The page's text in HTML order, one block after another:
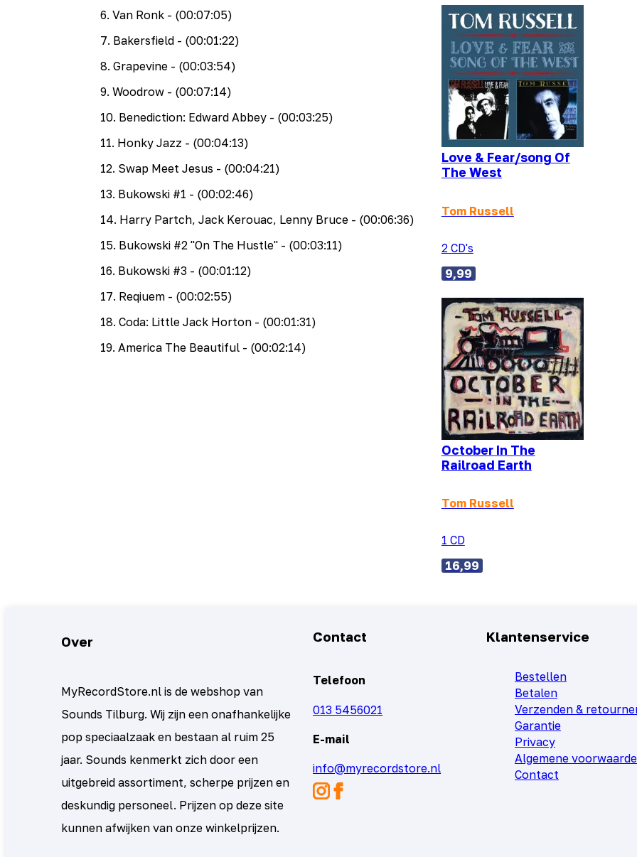
6. Van Ronk- (00:07:05)
7. Bakersfield- (00:01:22)
8. Grapevine- (00:03:54)
9. Woodrow- (00:07:14)
10. Benediction: Edward Abbey- (00:03:25)
11. Honky Jazz - (00:04:13)
12. Swap Meet Jesus - (00:04:21)
13. Bukowski #1 - (00:02:46)
14. Harry Partch, Jack Kerouac, Lenny Bruce- (00:06:36)
15. Bukowski #2 "On The Hustle"- (00:03:11)
16. Bukowski #3 - (00:01:12)
17. Reqiuem- (00:02:55)
18. Coda: Little Jack Horton- (00:01:31)
19. America The Beautiful- (00:02:14)
Love & Fear/song Of
The West
Tom Russell
2 CD's
9,99
October In The
Railroad Earth
Tom Russell
1 CD
16,99
Over
MyRecordStore.nl is de webshop van
Sounds Tilburg. Wij zijn een onafhankelijke
pop speciaalzaak en bestaan al ruim 25
jaar. Sounds kenmerkt zich door een
uitgebreid assortiment, scherpe prijzen en
deskundig personeel. Prijzen op deze site
kunnen afwijken van onze winkelprijzen.
Contact
Telefoon
013 5456021
E-mail
info@myrecordstore.nl
Klantenservice
Bestellen
Betalen
Verzenden &
Garantie
Privacy
Algemene
Contact